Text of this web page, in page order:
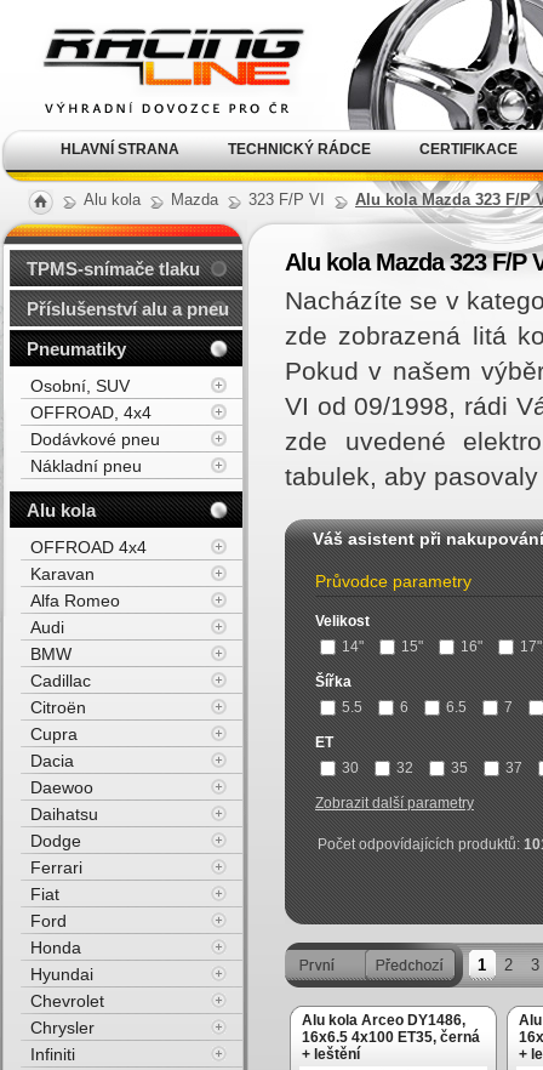
Alu kola Mazda 323 F/P VI Alu kola Mazda 323 F/P
Alu kola Mazda 323 F/P
Nacházíte se v
zde zobrazená litá
Pokud v našem
VI od 09/1998, rádi
zde uvedené
tabulek, aby
Váš asistent při nakupování
Průvodce parametry
Velikost
14"
15" 16" 17"
Šířka
5.5
6 6.5 7
ET
30
32 35 37
Zobrazit další parametry
Počet odpovídajících produktů:
1 2 3
Alu kola Arceo DY1486,
16x6.5 4x100 ET35, černá
+ leštění
+
TPMS-snímače tlaku
Příslušenství alu a pneu
Pneumatiky
Osobní, SUV
OFFROAD, 4x4
Dodávkové pneu
Nákladní pneu
Alu kola
OFFROAD 4x4
Karavan
Alfa Romeo
Audi
BMW
Cadillac
Citroën
Cupra
Dacia
Daewoo
Daihatsu
Dodge
Ferrari
Fiat
Ford
Honda
Hyundai
Chevrolet
Chrysler
Infiniti
kola Racing Line
HLAVNÍ STRANA TECHNICKÝ RÁDCE CERTIFIKACE